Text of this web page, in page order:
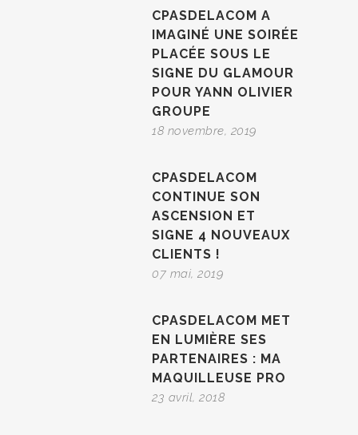
CPASDELACOM A
IMAGINÉ UNE SOIRÉE
PLACÉE SOUS LE
SIGNE DU GLAMOUR
POUR YANN OLIVIER
GROUPE
18 novembre, 2019
CPASDELACOM
CONTINUE SON
ASCENSION ET
SIGNE 4 NOUVEAUX
CLIENTS !
07 mai, 2019
CPASDELACOM MET
EN LUMIÈRE SES
PARTENAIRES : MA
MAQUILLEUSE PRO
23 avril, 2018